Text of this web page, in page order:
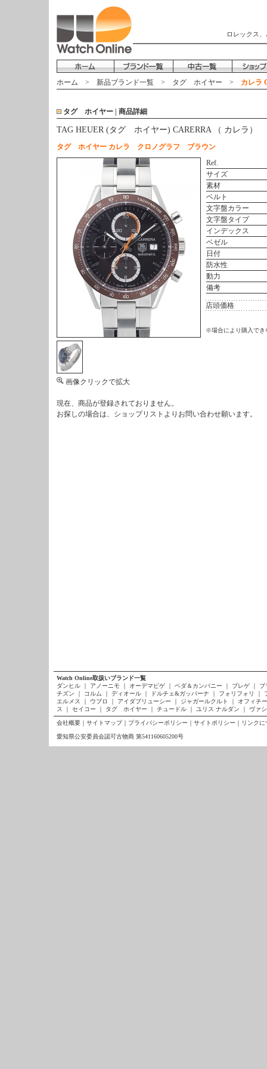
ロレックス
ホーム > 新品ブランド一覧 > タグ ホイヤー > カレラ
タグ ホイヤー | 商品詳細
TAG HEUER (タグ ホイヤー) CARERRA （ カレラ）
タグ ホイヤー カレラ クロノグラフ ブラウン
画像クリックで拡大
Ref.
サイズ
素材
ベルト
文字盤カラー
文字盤タイプ
インデックス
ベゼル
日付
防水性
動力
備考
店頭価格
※場合により購入でき
現在、商品が登録されておりません。
お探しの場合は、 ショップリスト よりお問い合わせ願います。
Watch Online取扱いブランド一覧
ダンヒル
｜ アノーニモ ｜ オーデマピゲ ｜ ベダ＆カンパニー ｜ ブレゲ ｜
ブ
チズン
｜ コルム ｜ ディオール ｜ ドルチェ&ガッバーナ ｜ フォリフォリ ｜
エルメス
｜ ウブロ ｜ アイダブリューシー ｜ ジャガールクルト ｜
オフィチ
ス
｜ セイコー ｜ タグ ホイヤー ｜ チュードル ｜ ユリス ナルダン ｜ ヴァ
会社概要 ｜ サイトマップ｜ プライバシーポリシー ｜ サイトポリシー ｜ リンクに
愛知県公安委員会認可古物商 第541160605200号